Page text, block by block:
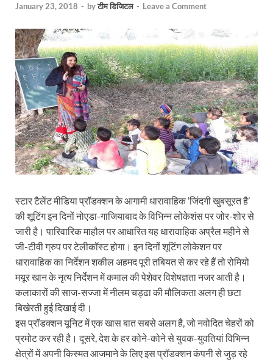
January 23, 2018 - byटीम डिजिटल - Leave a Comment
स्टार टैलेंट मीडिया प्रॉडक्शन के आगामी धारावाहिक ‘जिंदगी खुबसूरत है’
की शूटिंग इन दिनों नोएडा-गाजियाबाद के विभिन्न लोकेशंस पर जोर-शोर से
जारी है। पारिवारिक माहौल पर आधारित यह धारावाहिक अप्रैल महीने से
जी-टीवी ग्रुप पर टेलीकॉस्ट होगा। इन दिनों शूटिंग लोकेशन पर
धारावाहिक का निर्देशन शकील अहमद पूरी तबियत से कर रहे हैं तो रोमियो
मयूर खान के नृत्य निर्देशन में कमाल की पेशेवर विशेषज्ञता नजर आती है।
कलाकारों की साज-सज्जा में नीलम चड्ढा की मौलिकता अलग ही छटा
बिखेरती हुई दिखाई दी।
इस प्रॉडक्शन यूनिट में एक खास बात सबसे अलग है, जो नवोदित चेहरों को
प्रमोट कर रही है। दूसरे, देश के हर कोने-कोने से युवक-युवतियां विभिन्न
क्षेत्रों में अपनी किस्मत आजमाने के लिए इस प्रॉडक्शन कंपनी से जुड़ रहे